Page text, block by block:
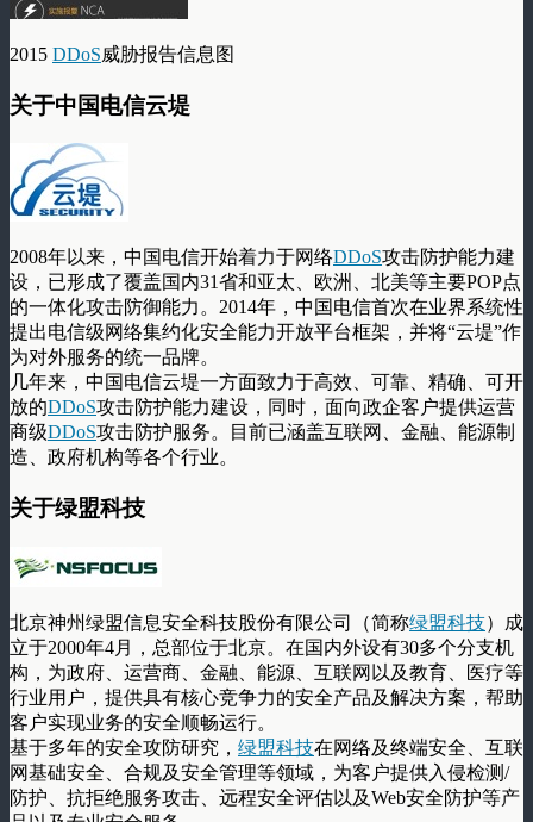
2015 DDoS威胁报告信息图
关于中国电信云堤
2008年以来，中国电信开始着力于网络DDoS攻击防护能力建
设，已形成了覆盖国内31省和亚太、欧洲、北美等主要POP点
的一体化攻击防御能力。2014年，中国电信首次在业界系统性
提出电信级网络集约化安全能力开放平台框架，并将“云堤”作
为对外服务的统一品牌。
几年来，中国电信云堤一方面致力于高效、可靠、精确、可开
放的DDoS攻击防护能力建设，同时，面向政企客户提供运营
商级DDoS攻击防护服务。目前已涵盖互联网、金融、能源制
造、政府机构等各个行业。
关于绿盟科技
北京神州绿盟信息安全科技股份有限公司（简称绿盟科技）成
立于2000年4月，总部位于北京。在国内外设有30多个分支机
构，为政府、运营商、金融、能源、互联网以及教育、医疗等
行业用户，提供具有核心竞争力的安全产品及解决方案，帮助
客户实现业务的安全顺畅运行。
基于多年的安全攻防研究， 绿盟科技在网络及终端安全、互联
网基础安全、合规及安全管理等领域，为客户提供入侵检测/
防护、抗拒绝服务攻击、远程安全评估以及Web安全防护等产